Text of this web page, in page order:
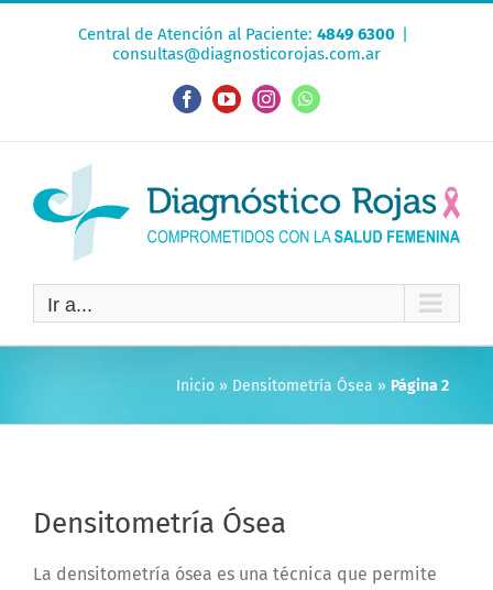
Central de Atención al Paciente: 4849 6300 |
consultas@diagnosticorojas.com.ar
FacebookYouTubeInstagramWhatsApp
Ir a...
Inicio » Densitometría Ósea » Página 2
Densitometría Ósea
La densitometría ósea es una técnica que permite